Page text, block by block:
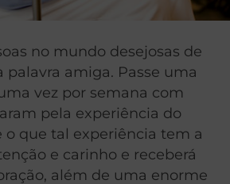
no mundo desejosas de
palavra amiga. Passe uma
vez por semana com
pela experiência do
o que tal experiência tem a
e carinho e receberá
além de uma enorme